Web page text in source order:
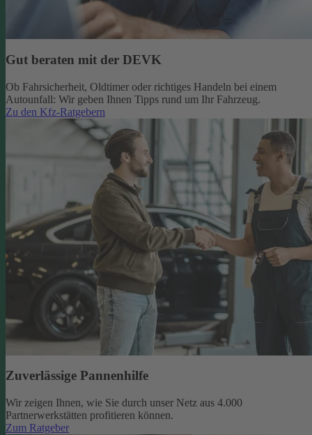
Gut beraten mit der DEVK
Ob Fahrsicherheit, Oldtimer oder richtiges Handeln bei einem
Autounfall: Wir geben Ihnen Tipps rund um Ihr Fahrzeug.
Zu den Kfz-Ratgebern
Zuverlässige Pannenhilfe
Wir zeigen Ihnen, wie Sie durch unser Netz aus 4.000
Partnerwerkstätten profitieren können.
Zum Ratgeber